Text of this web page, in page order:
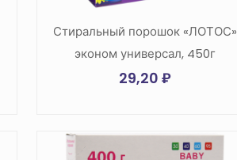
Стиральный порошок «ЛОТОС»
эконом универсал, 450г
29,20₽